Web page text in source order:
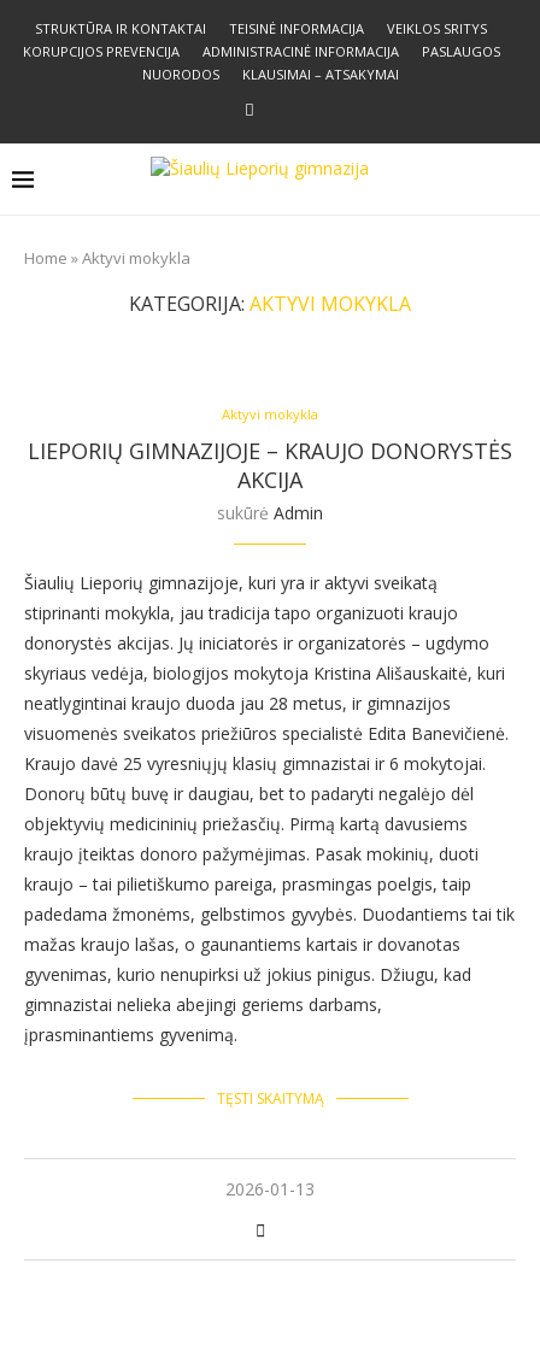
STRUKTŪRA IR KONTAKTAI TEISINĖ INFORMACIJA
VEIKLOS SRITYS
KORUPCIJOS PREVENCIJA
ADMINISTRACINĖ INFORMACIJA
PASLAUGOS
NUORODOS
KLAUSIMAI – ATSAKYMAI
Home »Aktyvi mokykla
KATEGORIJA: AKTYVI MOKYKLA
Aktyvi mokykla
LIEPORIŲ GIMNAZIJOJE – KRAUJO DONORYSTĖS
AKCIJA
sukūrė Admin
Šiaulių Lieporių gimnazijoje, kuri yra ir aktyvi sveikatą
stiprinanti mokykla, jau tradicija tapo organizuoti kraujo
donorystės akcijas. Jų iniciatorės ir organizatorės – ugdymo
skyriaus vedėja, biologijos mokytoja Kristina Ališauskaitė, kuri
neatlygintinai kraujo duoda jau 28 metus, ir gimnazijos
visuomenės sveikatos priežiūros specialistė Edita Banevičienė.
Kraujo davė 25 vyresniųjų klasių gimnazistai ir 6 mokytojai.
Donorų būtų buvę ir daugiau, bet to padaryti negalėjo dėl
objektyvių medicininių priežasčių. Pirmą kartą davusiems
kraujo įteiktas donoro pažymėjimas. Pasak mokinių, duoti
kraujo – tai pilietiškumo pareiga, prasmingas poelgis, taip
padedama žmonėms, gelbstimos gyvybės. Duodantiems tai tik
mažas kraujo lašas, o gaunantiems kartais ir dovanotas
gyvenimas, kurio nenupirksi už jokius pinigus. Džiugu, kad
gimnazistai nelieka abejingi geriems darbams,
įprasminantiems gyvenimą.
TĘSTI SKAITYMĄ
2026-01-13